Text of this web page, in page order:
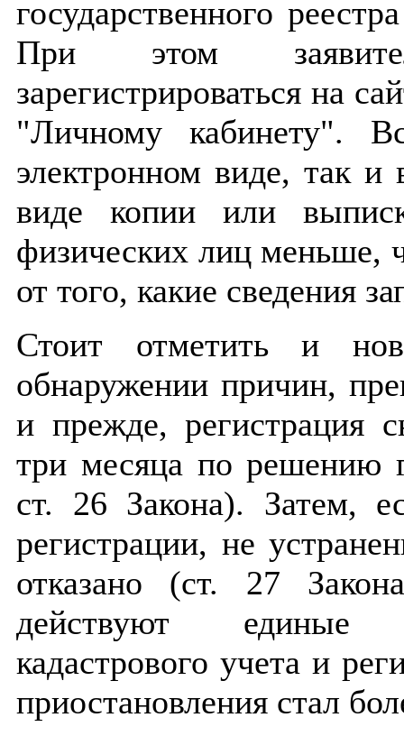
государственного
При этом
зарегистрироваться на
"Личному кабинету".
электронном виде, так
виде копии или
физических лиц меньше,
от того, какие сведения
Стоит отметить и
обнаружении причин,
и прежде, регистрация
три месяца по решению
ст. 26 Закона). Затем,
регистрации, не
отказано (ст. 27
действуют единые
кадастрового учета и
приостановления стал